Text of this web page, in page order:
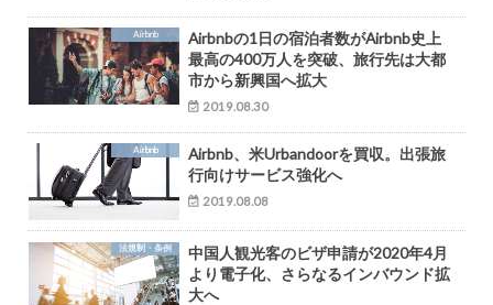
Airbnb
Airbnbの1日の宿泊者数がAirbnb史上
最高の400万人を突破、旅行先は大都
市から新興国へ拡大
2019.08.30
Airbnb
Airbnb、米Urbandoorを買収。出張旅
行向けサービス強化へ
2019.08.08
法規制・条例
中国人観光客のビザ申請が2020年4月
より電子化、さらなるインバウンド拡
大へ